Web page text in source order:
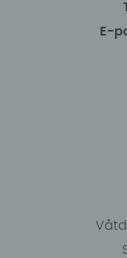
E-